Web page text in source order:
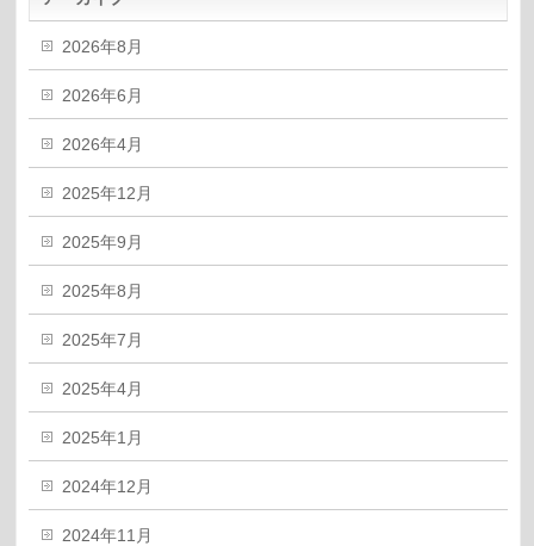
2026年8月
2026年6月
2026年4月
2025年12月
2025年9月
2025年8月
2025年7月
2025年4月
2025年1月
2024年12月
2024年11月